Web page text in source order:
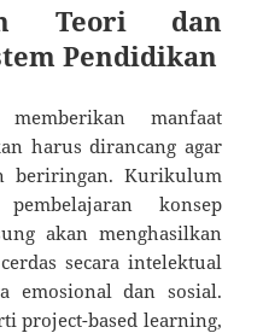
Teori dan
Pendidikan
manfaat
harus dirancang agar
beriringan. Kurikulum
konsep
akan menghasilkan
secara intelektual
emosional dan sosial.
project-based learning,